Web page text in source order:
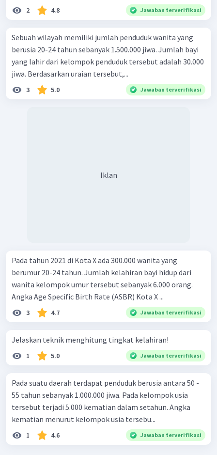
2 4.8 Jawaban terverifikasi
Sebuah wilayah memiliki jumlah penduduk wanita yang
berusia 20-24 tahun sebanyak 1.500.000 jiwa. Jumlah bayi
yang lahir dari kelompok penduduk tersebut adalah 30.000
jiwa. Berdasarkan uraian tersebut,...
3 5.0 Jawaban terverifikasi
Iklan
Pada tahun 2021 di Kota X ada 300.000 wanita yang
berumur 20-24 tahun. Jumlah kelahiran bayi hidup dari
wanita kelompok umur tersebut sebanyak 6.000 orang.
Angka Age Specific Birth Rate (ASBR) Kota X ...
3 4.7 Jawaban terverifikasi
Jelaskan teknik menghitung tingkat kelahiran!
1 5.0 Jawaban terverifikasi
Pada suatu daerah terdapat penduduk berusia antara 50 -
55 tahun sebanyak 1.000.000 jiwa. Pada kelompok usia
tersebut terjadi 5.000 kematian dalam setahun. Angka
kematian menurut kelompok usia tersebu...
1 4.6 Jawaban terverifikasi